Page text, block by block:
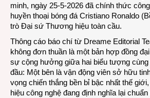
minh, ngày 25-5-2026 đã chính thức
huyền thoại bóng đá Cristiano Ronaldo
trò Đại sứ Thương hiệu toàn cầu.
Thông cáo báo chí từ Dreame Editorial
không đơn thuần là một bản hợp đồng
sự cộng hưởng giữa hai biểu tượng cùng
đầu: Một bên là vận động viên sở hữu
vọng chiến thắng bền bỉ bậc nhất thế
hiệu công nghệ đang định nghĩa lại